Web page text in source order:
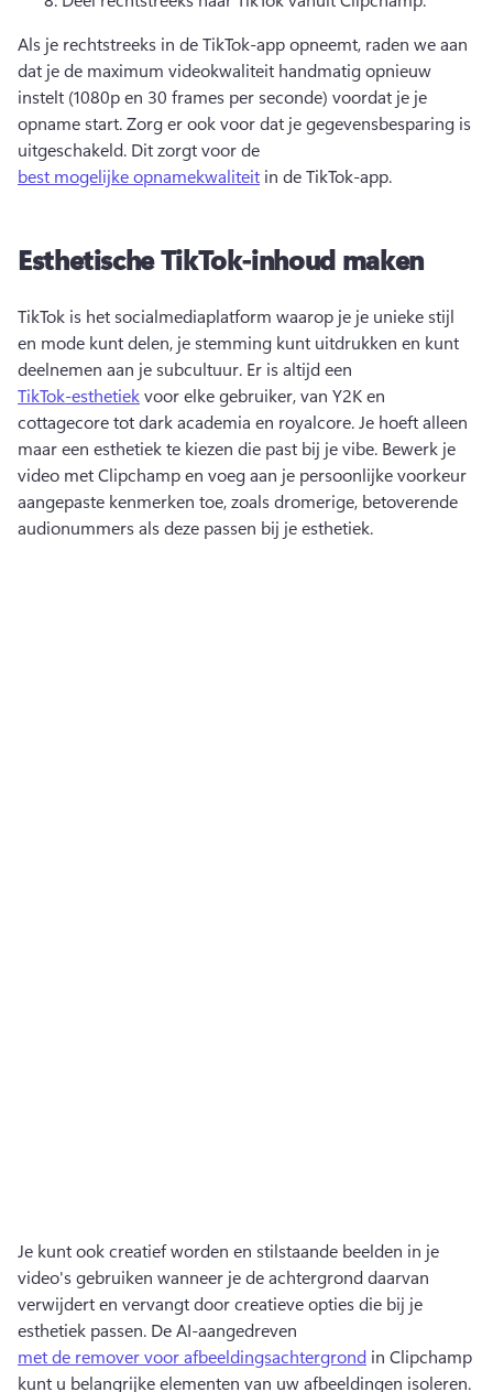
Als je rechtstreeks in de TikTok-app opneemt, raden we aan
dat je de maximum videokwaliteit handmatig opnieuw
instelt (1080p en 30 frames per seconde) voordat je je
opname start. Zorg er ook voor dat je gegevensbesparing is
uitgeschakeld. Dit zorgt voor de
best mogelijke opnamekwaliteit in de TikTok-app.
Esthetische TikTok-inhoud maken
TikTok is het socialmediaplatform waarop je je unieke stijl
en mode kunt delen, je stemming kunt uitdrukken en kunt
deelnemen aan je subcultuur. Er is altijd een
TikTok-esthetiek voor elke gebruiker, van Y2K en
cottagecore tot dark academia en royalcore. Je hoeft alleen
maar een esthetiek te kiezen die past bij je vibe. Bewerk je
video met Clipchamp en voeg aan je persoonlijke voorkeur
aangepaste kenmerken toe, zoals dromerige, betoverende
audionummers als deze passen bij je esthetiek.
Je kunt ook creatief worden en stilstaande beelden in je
video's gebruiken wanneer je de achtergrond daarvan
verwijdert en vervangt door creatieve opties die bij je
esthetiek passen. De AI-aangedreven
met de remover voor afbeeldingsachtergrond in Clipchamp